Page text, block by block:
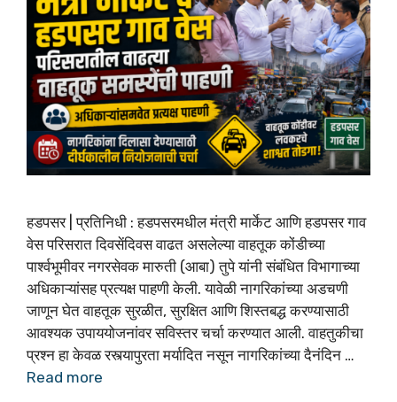
हडपसर | प्रतिनिधी : हडपसरमधील मंत्री मार्केट आणि हडपसर गाव
वेस परिसरात दिवसेंदिवस वाढत असलेल्या वाहतूक कोंडीच्या
पार्श्वभूमीवर नगरसेवक मारुती (आबा) तुपे यांनी संबंधित विभागाच्या
अधिकाऱ्यांसह प्रत्यक्ष पाहणी केली. यावेळी नागरिकांच्या अडचणी
जाणून घेत वाहतूक सुरळीत, सुरक्षित आणि शिस्तबद्ध करण्यासाठी
आवश्यक उपाययोजनांवर सविस्तर चर्चा करण्यात आली. वाहतुकीचा
प्रश्न हा केवळ रस्त्यापुरता मर्यादित नसून नागरिकांच्या दैनंदिन …
Read more